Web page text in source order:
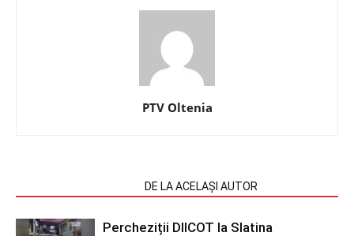
PTV Oltenia
DE LA ACELAȘI AUTOR
Percheziții DIICOT la Slatina